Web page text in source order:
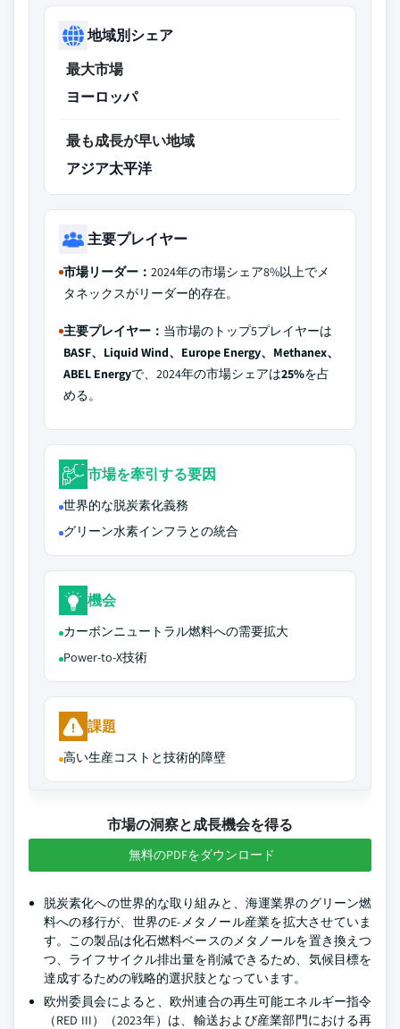
地域別シェア
最大市場
ヨーロッパ
最も成長が早い地域
アジア太平洋
主要プレイヤー
市場リーダー： 2024年の市場シェア8%以上でメ
タネックスがリーダー的存在。
主要プレイヤー： 当市場のトップ5プレイヤーは
BASF、Liquid Wind、Europe Energy、Methanex、
ABEL Energyで、2024年の市場シェアは25%を占
める。
市場を牽引する要因
世界的な脱炭素化義務
グリーン水素インフラとの統合
機会
カーボンニュートラル燃料への需要拡大
Power-to-X技術
課題
高い生産コストと技術的障壁
市場の洞察と成長機会を得る
無料のPDFをダウンロード
脱炭素化への世界的な取り組みと、海運業界のグリーン燃
料への移行が、世界のE-メタノール産業を拡大させていま
す。この製品は化石燃料ベースのメタノールを置き換えつ
つ、ライフサイクル排出量を削減できるため、気候目標を
達成するための戦略的選択肢となっています。
欧州委員会によると、欧州連合の再生可能エネルギー指令
（RED III）（2023年）は、輸送および産業部門における再